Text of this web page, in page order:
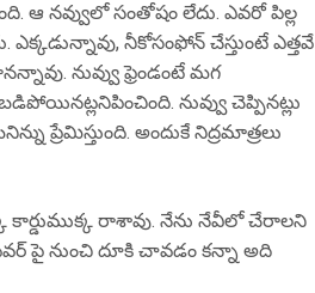
ఆ నవ్వులో సంతోషం లేదు. ఎవరో పిల్ల
నీకోసంఫోన్ చేస్తుంటే ఎత్తవే
నువ్వు ఫ్రెండంటే మగ
నువ్వు చెప్పినట్లు
ప్రేమిస్తుంది. అందుకే నిద్రమాత్రలు
రాశావు. నేను నేవీలో చేరాలని
పై నుంచి దూకి చావడం కన్నా అది